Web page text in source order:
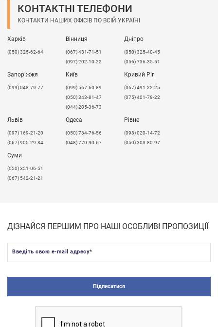
КОНТАКТНІ ТЕЛЕФОНИ
КОНТАКТИ НАШИХ ОФІСІВ ПО ВСІЙ УКРАЇНІ
Харків
(050) 325-62-64
Вінниця
(067) 431-71-51
(097) 202-10-22
Дніпро
(050) 325-40-45
(056) 736-35-51
Запоріжжя
(099) 048-79-77
Київ
(099) 567-60-89
(050) 343-81-47
(044) 205-36-73
Кривий Ріг
(067) 491-22-25
(075) 401-78-22
Львів
​(097) 169-21-20
(067) 905-29-84
Одеса
(050) 734-76-56
(048) 770-90-67
Рівне
(098) 020-14-72
(050) 303-80-97
Суми
(050) 351-06-51
(067) 542-21-21
ДІЗНАЙСЯ ПЕРШИМ ПРО НАШІ ОСОБЛИВІ ПРОПОЗИЦІЇ
Введіть свою e-mail адресу*
Підписатися